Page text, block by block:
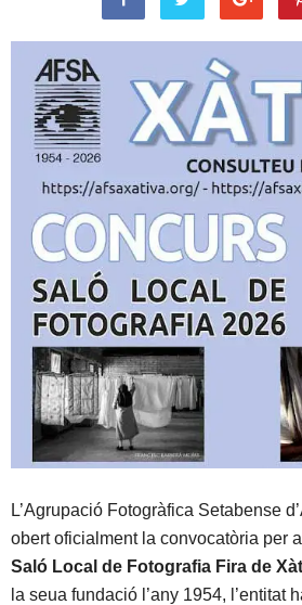
L’Agrupació Fotogràfica Setabense
obert oficialment la convocatòria per
Saló Local de Fotografia Fira de
la seua fundació l’any 1954, l’entitat